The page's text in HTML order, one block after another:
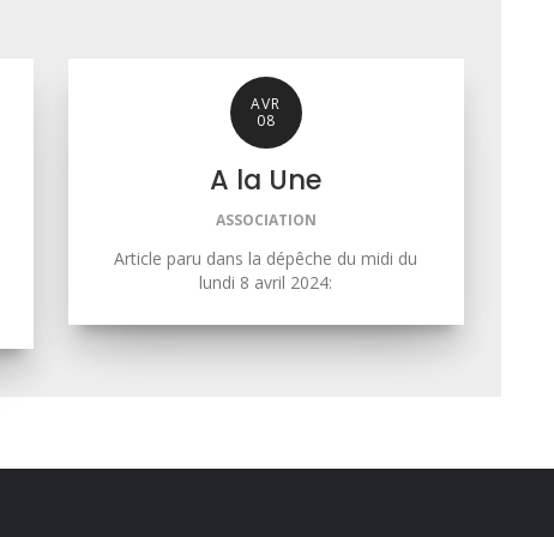
AVR
08
A la Une
ASSOCIATION
Article paru dans la dépêche du midi du
lundi 8 avril 2024: